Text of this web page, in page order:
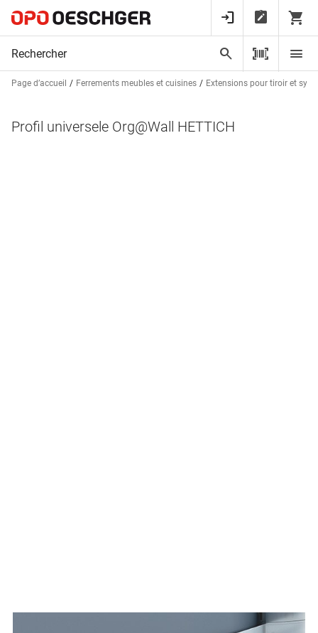
Page d’accueil Ferrements meubles et cuisines Extensions pour tiroir et
Profil universele Org@Wall HETTICH